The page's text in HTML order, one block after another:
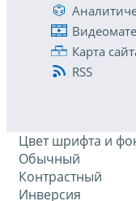
Карта
RSS
Цвет шрифта и
Обычный
Контрастный
Инверсия